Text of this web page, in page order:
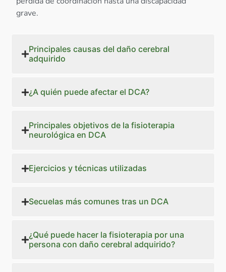
grave.
Principales causas del daño cerebral
adquirido
¿A quién puede afectar el DCA?
Principales objetivos de la fisioterapia
neurológica en DCA
Ejercicios y técnicas utilizadas
Secuelas más comunes tras un DCA
¿Qué puede hacer la fisioterapia por una
persona con daño cerebral adquirido?